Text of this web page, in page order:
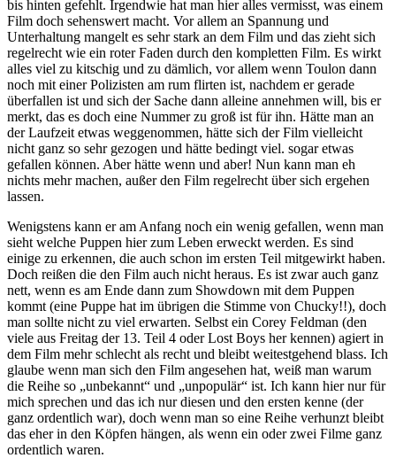
bis hinten gefehlt. Irgendwie hat man hier alles vermisst, was einem
Film doch sehenswert macht. Vor allem an Spannung und
Unterhaltung mangelt es sehr stark an dem Film und das zieht sich
regelrecht wie ein roter Faden durch den kompletten Film. Es wirkt
alles viel zu kitschig und zu dämlich, vor allem wenn Toulon dann
noch mit einer Polizisten am rum flirten ist, nachdem er gerade
überfallen ist und sich der Sache dann alleine annehmen will, bis er
merkt, das es doch eine Nummer zu groß ist für ihn. Hätte man an
der Laufzeit etwas weggenommen, hätte sich der Film vielleicht
nicht ganz so sehr gezogen und hätte bedingt viel. sogar etwas
gefallen können. Aber hätte wenn und aber! Nun kann man eh
nichts mehr machen, außer den Film regelrecht über sich ergehen
lassen.
Wenigstens kann er am Anfang noch ein wenig gefallen, wenn man
sieht welche Puppen hier zum Leben erweckt werden. Es sind
einige zu erkennen, die auch schon im ersten Teil mitgewirkt haben.
Doch reißen die den Film auch nicht heraus. Es ist zwar auch ganz
nett, wenn es am Ende dann zum Showdown mit dem Puppen
kommt (eine Puppe hat im übrigen die Stimme von Chucky!!), doch
man sollte nicht zu viel erwarten. Selbst ein Corey Feldman (den
viele aus Freitag der 13. Teil 4 oder Lost Boys her kennen) agiert in
dem Film mehr schlecht als recht und bleibt weitestgehend blass. Ich
glaube wenn man sich den Film angesehen hat, weiß man warum
die Reihe so „unbekannt“ und „unpopulär“ ist. Ich kann hier nur für
mich sprechen und das ich nur diesen und den ersten kenne (der
ganz ordentlich war), doch wenn man so eine Reihe verhunzt bleibt
das eher in den Köpfen hängen, als wenn ein oder zwei Filme ganz
ordentlich waren.